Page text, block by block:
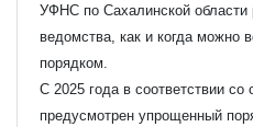
УФНС по Сахалинской области
ведомства, как и когда можно
порядком.
С 2025 года в соответствии
предусмотрен упрощенный